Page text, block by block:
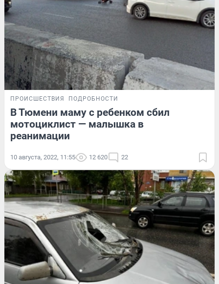
ПРОИСШЕСТВИЯ ПОДРОБНОСТИ
В Тюмени маму с ребенком сбил
мотоциклист — малышка в
реанимации
10 августа, 2022, 11:55 12 620 22